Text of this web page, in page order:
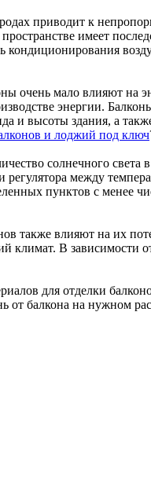
приводит к
имеет
очень мало влияют
энергии.
и высоты здания, а
и лоджий под ключ
солнечного
регулятора между
пунктов с
также влияют на их
В зависимости
для отделки
от балкона на нужном